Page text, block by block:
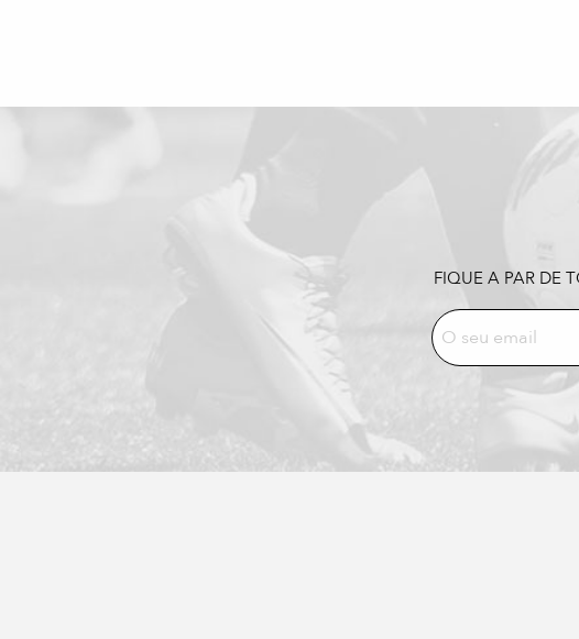
FIQUE A PAR DE